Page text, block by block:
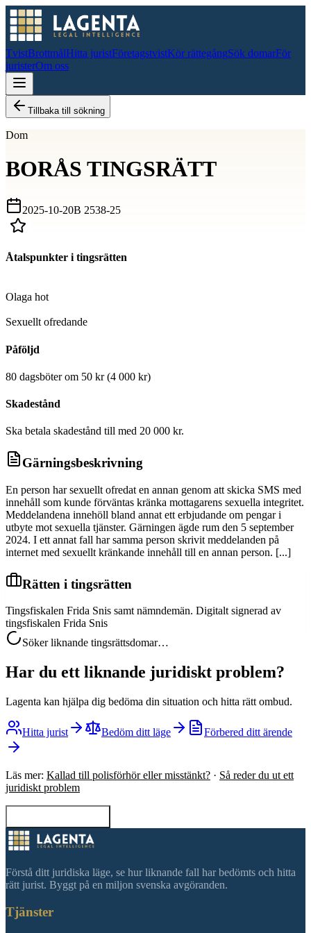
TvistBrottmålHitta juristFöretagstvistKör rättegångSök domarFör
juristerOm oss
Tillbaka till sökning
Dom
BORÅS TINGSRÄTT
2025-10-20B 2538-25
Åtalspunkter i tingsrätten
Olaga hot
Sexuellt ofredande
Påföljd
80 dagsböter om 50 kr (4 000 kr)
Skadestånd
Ska betala skadestånd till med 20 000 kr.
Gärningsbeskrivning
En person har sexuellt ofredat en annan genom att skicka SMS med
innehåll som kunde förväntas kränka mottagarens sexuella integritet.
Meddelandena innehöll bland annat ett erbjudande om pengar i
utbyte mot sexuella tjänster. Gärningen ägde rum den 5 september
2024. I ett annat fall har samma person skrivit meddelanden på
internet med sexuellt kränkande innehåll till en annan person. [...]
Rätten i tingsrätten
Tingsfiskalen Frida Snis samt nämndemän. Digitalt signerad av
tingsfiskalen Frida Snis
Söker liknande tingsrättsdomar…
Har du ett liknande juridiskt problem?
Lagenta kan hjälpa dig bedöma din situation och hitta rätt ombud.
Hitta jurist Bedöm ditt läge Förbered ditt ärende
Läs mer: Kallad till polisförhör eller misstänkt? · Så reder du ut ett
juridiskt problem
Förstå ditt juridiska läge, se hur liknande fall har bedömts och hitta
rätt jurist. Byggt på en miljon svenska avgöranden.
Tjänster